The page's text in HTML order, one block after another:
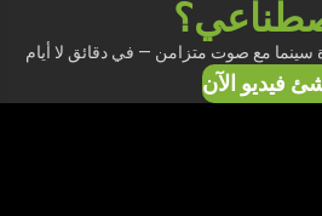
فيديو الآن